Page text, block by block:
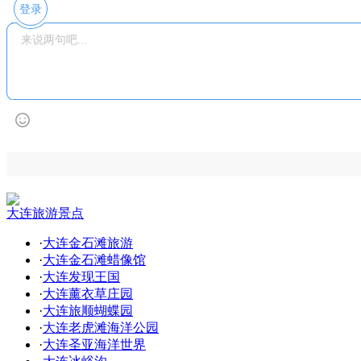
登录
大连旅游景点
·大连金石滩旅游
·大连金石滩蜡像馆
·大连发现王国
·大连薰衣草庄园
·大连旅顺蝴蝶园
·大连老虎滩海洋公园
·大连圣亚海洋世界